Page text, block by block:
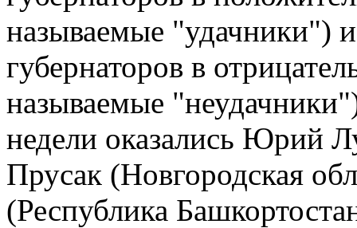
называемые "удачники")
губернаторов в
называемые
недели оказались Юрий
Прусак (Новгородская
(Республика